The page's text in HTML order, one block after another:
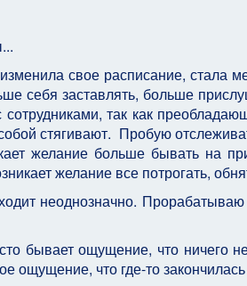
свое расписание, стала
себя заставлять, больше
так как
стягивают. Пробую
желание больше бывать на
желание все потрогать,
неоднозначно.
бывает ощущение, что ничего
ощущение, что где-то